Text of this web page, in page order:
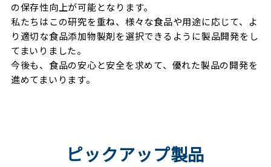
の保存性向上が可能となります。
私たちはこの研究を重ね、様々な食品や用途に応じて、よ
り適切な食品添加物製剤を選択できるように製品開発をし
てまいりました。
今後も、食品の安心と安全を求めて、優れた製品の開発を
進めてまいります。
ピックアップ製品